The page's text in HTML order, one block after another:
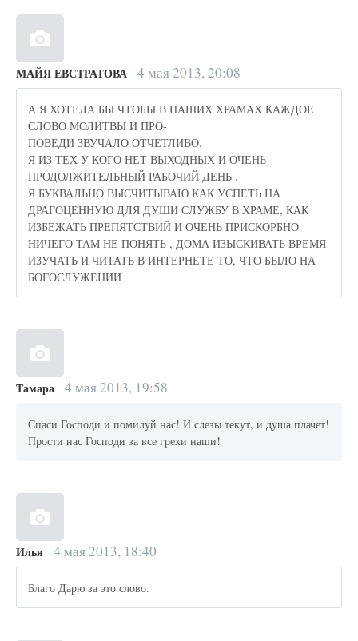
МАЙЯ ЕВСТРАТОВА 4 мая 2013, 20:08
А Я ХОТЕЛА БЫ ЧТОБЫ В НАШИХ ХРАМАХ КАЖДОЕ
СЛОВО МОЛИТВЫ И ПРО-
ПОВЕДИ ЗВУЧАЛО ОТЧЕТЛИВО.
Я ИЗ ТЕХ У КОГО НЕТ ВЫХОДНЫХ И ОЧЕНЬ
ПРОДОЛЖИТЕЛЬНЫЙ РАБОЧИЙ ДЕНЬ .
Я БУКВАЛЬНО ВЫСЧИТЫВАЮ КАК УСПЕТЬ НА
ДРАГОЦЕННУЮ ДЛЯ ДУШИ СЛУЖБУ В ХРАМЕ, КАК
ИЗБЕЖАТЬ ПРЕПЯТСТВИЙ И ОЧЕНЬ ПРИСКОРБНО
НИЧЕГО ТАМ НЕ ПОНЯТЬ , ДОМА ИЗЫСКИВАТЬ ВРЕМЯ
ИЗУЧАТЬ И ЧИТАТЬ В ИНТЕРНЕТЕ ТО, ЧТО БЫЛО НА
БОГОСЛУЖЕНИИ
Тамара 4 мая 2013, 19:58
Спаси Господи и помилуй нас! И слезы текут, и душа плачет!
Прости нас Господи за все грехи наши!
Илья 4 мая 2013, 18:40
Благо Дарю за это слово.